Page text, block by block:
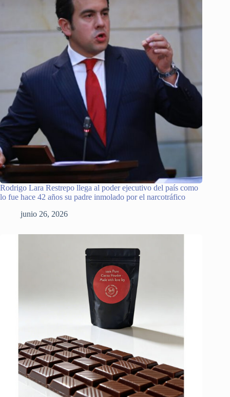
Rodrigo Lara Restrepo llega al poder ejecutivo del país como
lo fue hace 42 años su padre inmolado por el narcotráfico
junio 26, 2026